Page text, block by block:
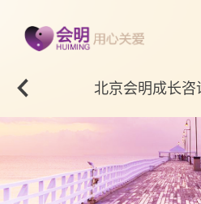
北京会明成长咨